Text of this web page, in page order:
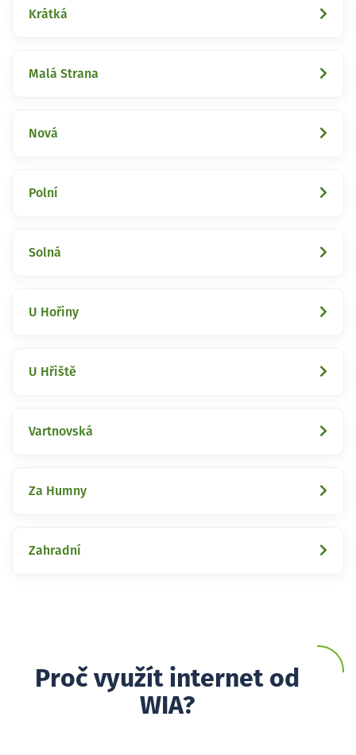
Krátká
Malá Strana
Nová
Polní
Solná
U Hořiny
U Hřiště
Vartnovská
Za Humny
Zahradní
Proč využít internet od
WIA?